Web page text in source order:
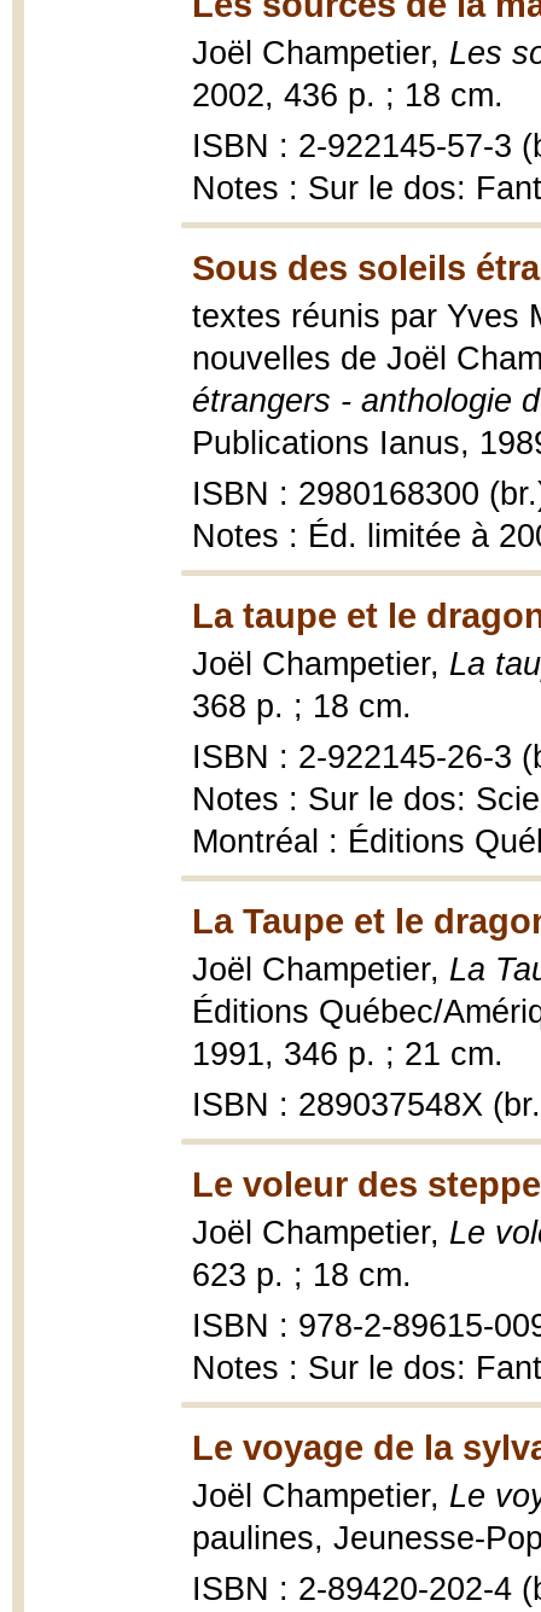
Joël Champetier, Les
2002, 436 p. ; 18 cm.
ISBN : 2-922145-57-3
Notes : Sur le dos:
Sous des soleils
textes réunis par Yves
nouvelles de Joël
étrangers - anthologie
Publications Ianus,
ISBN : 2980168300
Notes : Éd. limitée à
La taupe et le
Joël Champetier, La
368 p. ; 18 cm.
ISBN : 2-922145-26-3
Notes : Sur le dos:
Montréal : Éditions
La Taupe et le
Joël Champetier, La
Éditions Québec/
1991, 346 p. ; 21 cm.
ISBN : 289037548X
Le voleur des
Joël Champetier, Le
623 p. ; 18 cm.
ISBN : 978-2-89615-
Notes : Sur le dos:
Le voyage de la
Joël Champetier, Le
paulines, Jeunesse-
ISBN : 2-89420-202-4